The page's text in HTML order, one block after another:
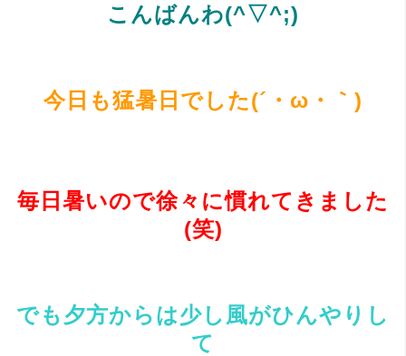
こんばんわ(^▽^;)
今日も猛暑日でした(´・ω・｀)
毎日暑いので徐々に慣れてきました
(笑)
でも夕方からは少し風がひんやりし
て